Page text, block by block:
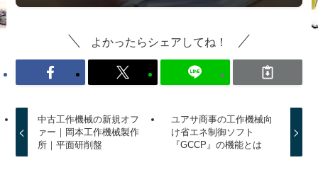
よかったらシェアしてね！
中古工作機械の新規オフ
ァー｜岡本工作機械製作
所｜平面研削盤
ユアサ商事の工作機械向
け省エネ制御ソフト
『GCCP』の機能とは